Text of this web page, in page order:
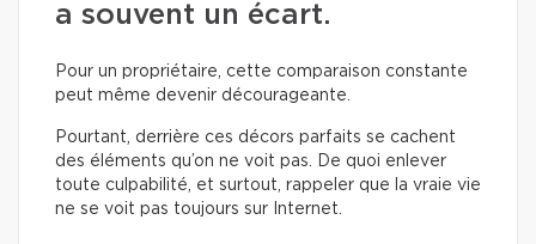
a souvent un écart.
Pour un propriétaire, cette comparaison constante
peut même devenir décourageante.
Pourtant, derrière ces décors parfaits se cachent
des éléments qu’on ne voit pas. De quoi enlever
toute culpabilité, et surtout, rappeler que la vraie vie
ne se voit pas toujours sur Internet.